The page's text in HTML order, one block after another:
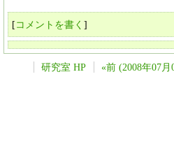
[コメントを書く ]
研究室 HP «前 (2008年07月